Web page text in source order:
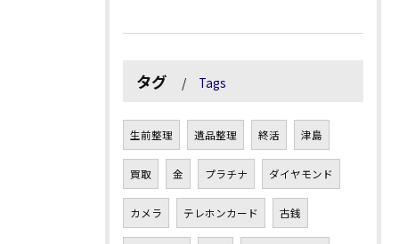
タグ Tags
生前整理 遺品整理 終活 津島
買取 金 プラチナ ダイヤモンド
カメラ テレホンカード 古銭